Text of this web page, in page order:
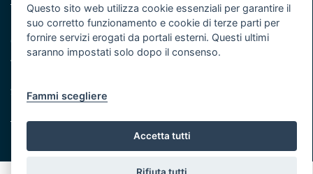
Note legali
Cookie e privacy
Atti di notifica
Servizi Intranet
© Regione Puglia
Questo sito web utilizza cookie essenziali per garantire il
suo corretto funzionamento e cookie di terze parti per
fornire servizi erogati da portali esterni. Questi ultimi
saranno impostati solo dopo il consenso.
Fammi scegliere
Accetta tutti